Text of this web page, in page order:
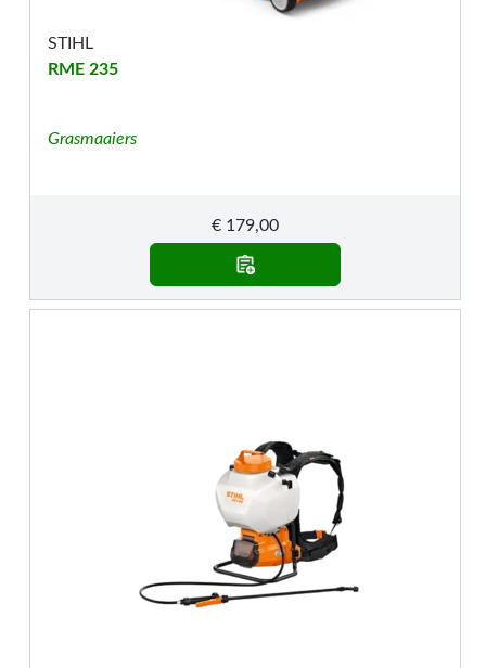
STIHL
RME 235
Grasmaaiers
€ 179,00